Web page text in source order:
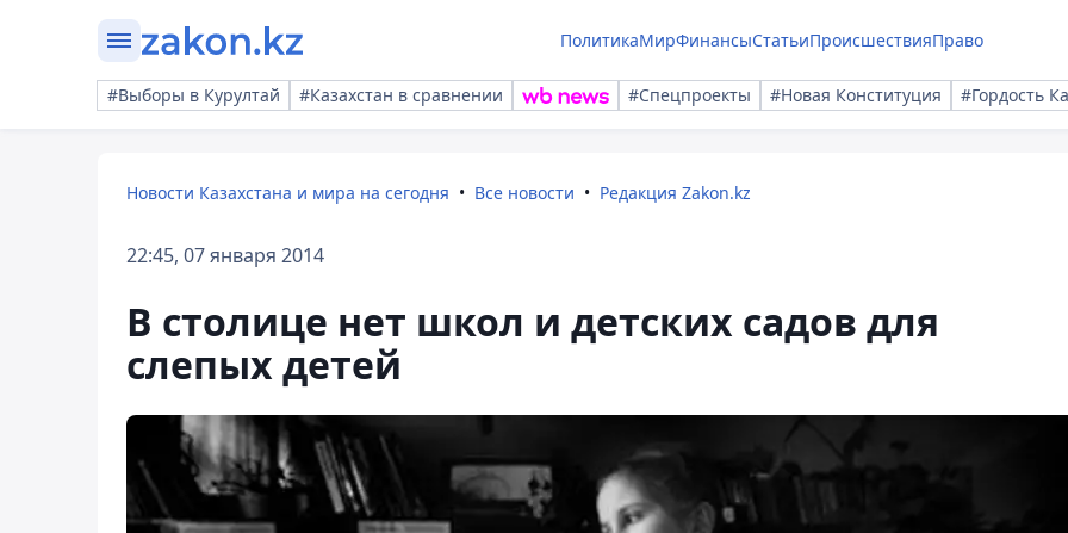
ПолитикаМирФинансыСтатьиПроисшествияПраво
#Выборы в Курултай #Казахстан в сравнении #Спецпроекты #Новая Конституция #Гордость
Новости Казахстана и мира на сегодня Все новости Редакция Zakon.kz
22:45, 07 января 2014
В столице нет школ и детских садов для
слепых детей